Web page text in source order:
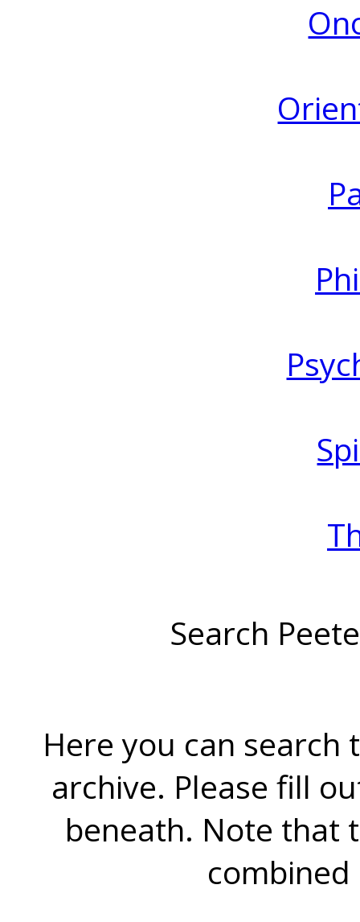
Search
Here you can search
archive. Please fill
beneath. Note that
combined